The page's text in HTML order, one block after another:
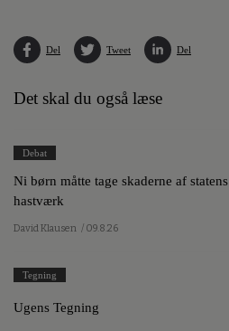
Del Tweet Del
Det skal du også læse
Debat
Ni børn måtte tage skaderne af statens
hastværk
David Klausen / 09.8.26
Tegning
Ugens Tegning